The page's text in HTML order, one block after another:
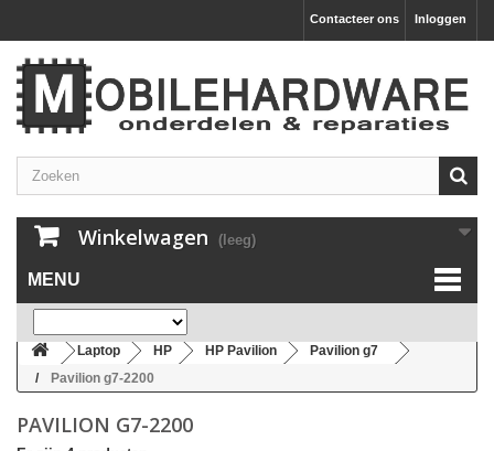
Inloggen
Contacteer ons
Winkelwagen (leeg)
MENU
Laptop HP HP Pavilion
Pavilion g7
Pavilion g7-2200
PAVILION G7-2200